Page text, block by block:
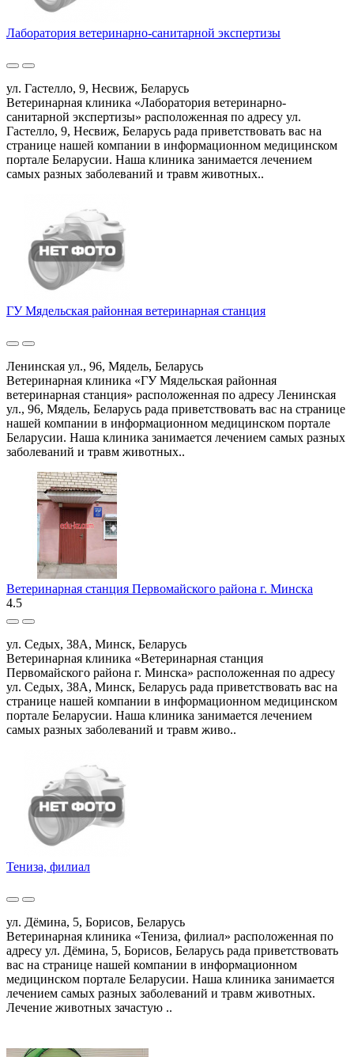
Лаборатория ветеринарно-санитарной экспертизы
ул. Гастелло, 9, Несвиж, Беларусь
Ветеринарная клиника «Лаборатория ветеринарно-
санитарной экспертизы» расположенная по адресу ул.
Гастелло, 9, Несвиж, Беларусь рада приветствовать вас на
странице нашей компании в информационном медицинском
портале Беларусии. Наша клиника занимается лечением
самых разных заболеваний и травм животных..
ГУ Мядельская районная ветеринарная станция
Ленинская ул., 96, Мядель, Беларусь
Ветеринарная клиника «ГУ Мядельская районная
ветеринарная станция» расположенная по адресу Ленинская
ул., 96, Мядель, Беларусь рада приветствовать вас на странице
нашей компании в информационном медицинском портале
Беларусии. Наша клиника занимается лечением самых разных
заболеваний и травм животных..
Ветеринарная станция Первомайского района г. Минска
4.5
ул. Седых, 38А, Минск, Беларусь
Ветеринарная клиника «Ветеринарная станция
Первомайского района г. Минска» расположенная по адресу
ул. Седых, 38А, Минск, Беларусь рада приветствовать вас на
странице нашей компании в информационном медицинском
портале Беларусии. Наша клиника занимается лечением
самых разных заболеваний и травм живо..
Тениза, филиал
ул. Дёмина, 5, Борисов, Беларусь
Ветеринарная клиника «Тениза, филиал» расположенная по
адресу ул. Дёмина, 5, Борисов, Беларусь рада приветствовать
вас на странице нашей компании в информационном
медицинском портале Беларусии. Наша клиника занимается
лечением самых разных заболеваний и травм животных.
Лечение животных зачастую ..